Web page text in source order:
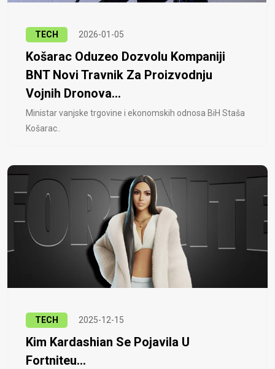
TECH 2026-01-05
Košarac Oduzeo Dozvolu Kompaniji
BNT Novi Travnik Za Proizvodnju
Vojnih Dronova...
Ministar vanjske trgovine i ekonomskih odnosa BiH Staša
Košarac..
TECH 2025-12-15
Kim Kardashian Se Pojavila U
Fortniteu...